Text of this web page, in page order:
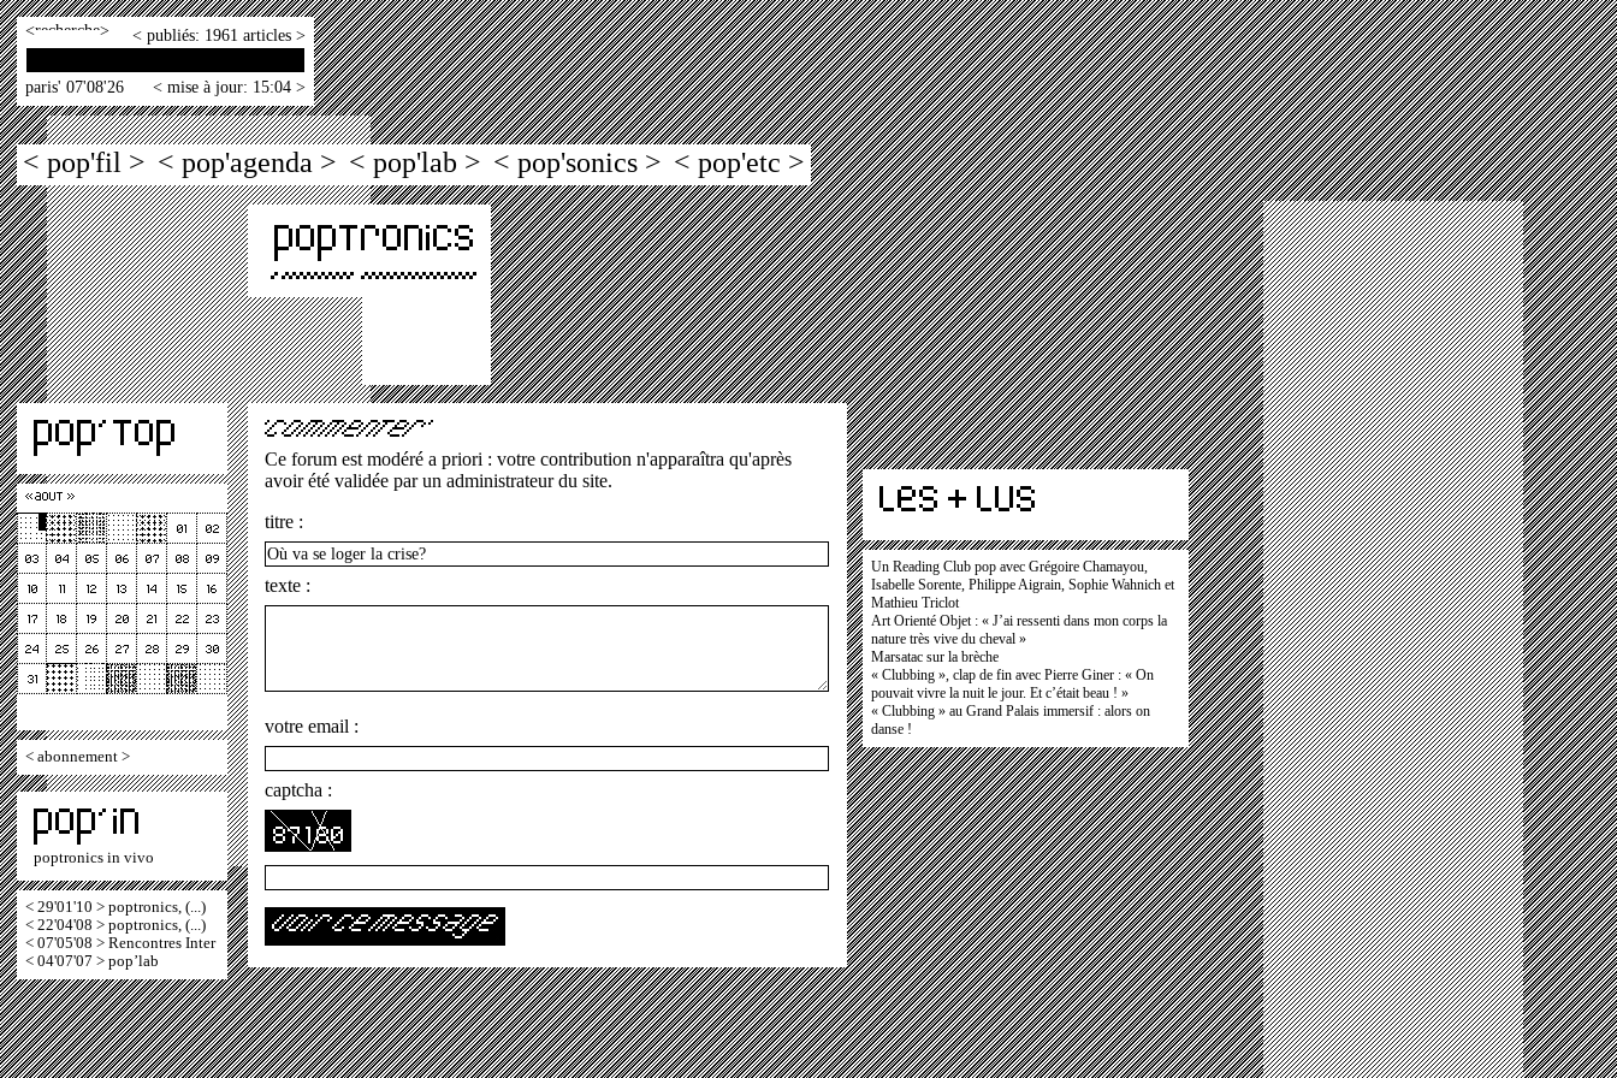
< > < publiés: 1961 articles >
paris' 07'08'26 < mise à jour: 15:04 >
< pop'fil > < pop'agenda > < pop'lab > < pop'sonics > < pop'etc >
< abonnement >
poptronics in vivo
< 29'01'10 > poptronics, (...)
< 22'04'08 > poptronics, (...)
< 07'05'08 > Rencontres Inter
< 04'07'07 > pop’lab
Ce forum est modéré a priori : votre contribution n'apparaîtra qu'après
avoir été validée par un administrateur du site.
titre :
texte :
votre email :
captcha :
Un Reading Club pop avec Grégoire Chamayou,
Isabelle Sorente, Philippe Aigrain, Sophie Wahnich et
Mathieu Triclot
Art Orienté Objet : « J’ai ressenti dans mon corps la
nature très vive du cheval »
Marsatac sur la brèche
« Clubbing », clap de fin avec Pierre Giner : « On
pouvait vivre la nuit le jour. Et c’était beau ! »
« Clubbing » au Grand Palais immersif : alors on
danse !